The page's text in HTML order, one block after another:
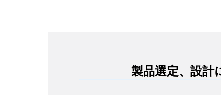
製品選定、設計